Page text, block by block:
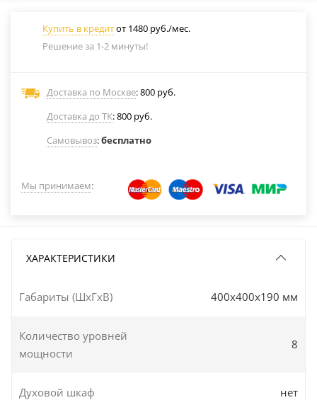
Купить в кредитот 1480 руб./мес.
Решение за 1-2 минуты!
Доставка по Москве: 800 руб.
Доставка до ТК: 800 руб.
Самовывоз:бесплатно
Мы принимаем:
ХАРАКТЕРИСТИКИ
Габариты (ШxГxВ) 400x400x190 мм
Количество уровней
мощности
8
Духовой шкаф нет